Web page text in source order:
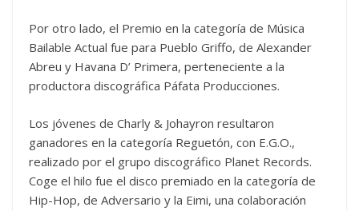
Por otro lado, el Premio en la categoría de Música
Bailable Actual fue para Pueblo Griffo, de Alexander
Abreu y Havana D’ Primera, perteneciente a la
productora discográfica Páfata Producciones.
Los jóvenes de Charly & Johayron resultaron
ganadores en la categoría Reguetón, con E.G.O.,
realizado por el grupo discográfico Planet Records.
Coge el hilo fue el disco premiado en la categoría de
Hip-Hop, de Adversario y la Eimi, una colaboración